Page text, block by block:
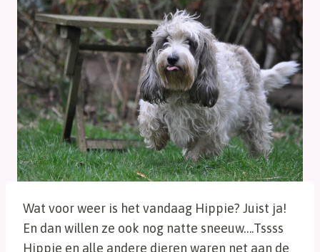
Wat voor weer is het vandaag Hippie? Juist ja!
En dan willen ze ook nog natte sneeuw….Tssss
Hippie en alle andere dieren waren net aan de